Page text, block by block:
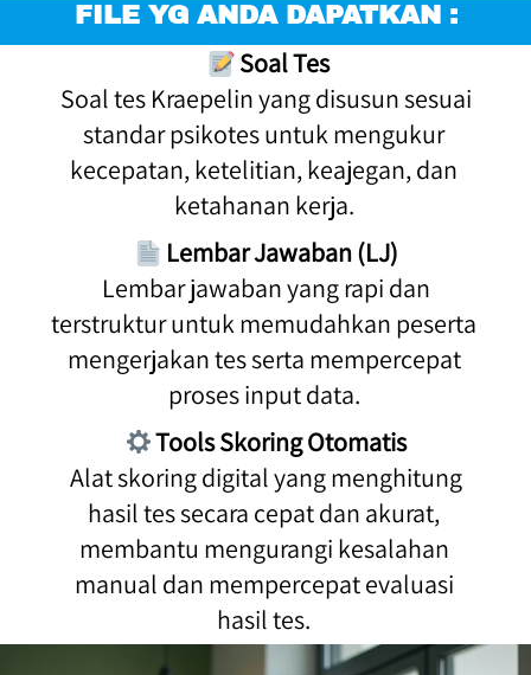
FILE YG ANDA DAPATKAN :
Soal Tes
standar psikotes untuk mengukur
kecepatan, ketelitian, keajegan, dan
ketahanan kerja.
Lembar Jawaban (LJ)
terstruktur untuk memudahkan peserta
mengerjakan tes serta mempercepat
proses input data.
Tools Skoring Otomatis
hasil tes secara cepat dan akurat,
membantu mengurangi kesalahan
manual dan mempercepat evaluasi
hasil tes.